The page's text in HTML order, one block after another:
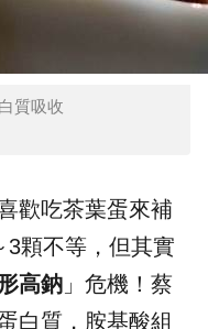
質吸收
歡吃茶葉蛋來補
3顆不等，但其實
高鈉 」危機！蔡
白質，胺基酸組